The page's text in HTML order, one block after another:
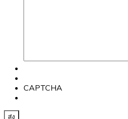
CAPTCHA